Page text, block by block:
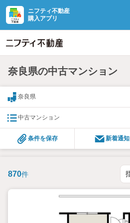
ニフティ不動産
購入アプリ
奈良県の中古マンション
奈良県
中古マンション
条件を保存 新着通知
870件